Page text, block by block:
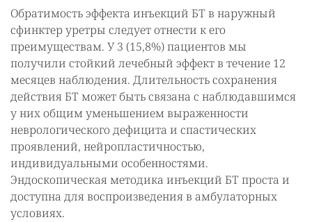
Обратимость эффекта инъекций БТ в наружный
сфинктер уретры следует отнести к его
преимуществам. У 3 (15,8%) пациентов мы
получили стойкий лечебный эффект в течение 12
месяцев наблюдения. Длительность сохранения
действия БТ может быть связана с наблюдавшимся
у них общим уменьшением выраженности
неврологического дефицита и спастических
проявлений, нейропластичностью,
индивидуальными особенностями.
Эндоскопическая методика инъекций БТ проста и
доступна для воспроизведения в амбулаторных
условиях.